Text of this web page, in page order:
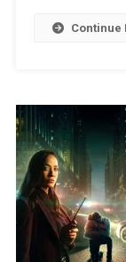
Continue